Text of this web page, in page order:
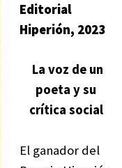
Editorial
Hiperión, 2023
La voz de un
poeta y su
crítica social
El ganador del